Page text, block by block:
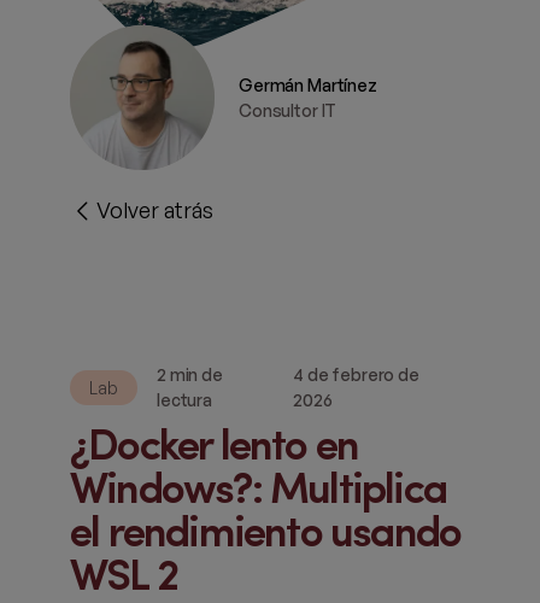
Germán Martínez
Consultor IT
Volver atrás
Lab
2 min de
lectura
4 de febrero de
2026
¿Docker lento en
Windows?: Multiplica
el rendimiento usando
WSL 2